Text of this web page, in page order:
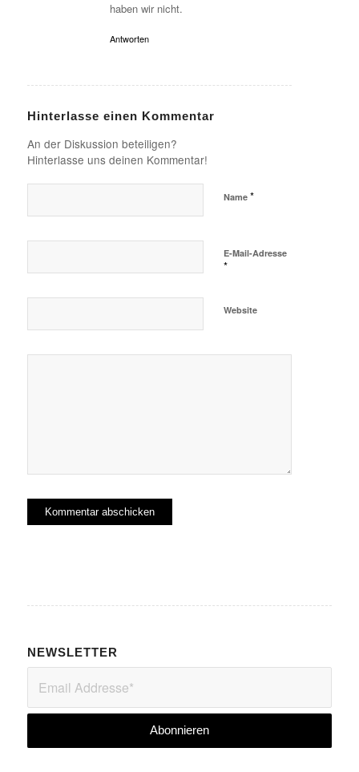
haben wir nicht.
Antworten
Hinterlasse einen Kommentar
An der Diskussion beteiligen?
Hinterlasse uns deinen Kommentar!
Name *
E-Mail-Adresse
*
Website
NEWSLETTER